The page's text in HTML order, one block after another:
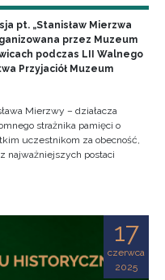
pt. „Stanisław Mierzwa
przez Muzeum
podczas LII Walnego
Przyjaciół Muzeum
Mierzwy – działacza
strażnika pamięci o
uczestnikom za obecność,
najważniejszych postaci
17
czerwca
2025